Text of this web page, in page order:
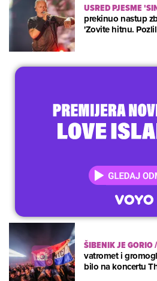
USRED PJESME
prekinuo nastup
'Zovite hitnu.
ŠIBENIK JE GORIO/
vatromet i
bilo na koncertu